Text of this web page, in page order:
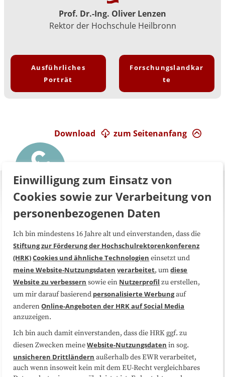
Prof. Dr.-Ing. Oliver Lenzen
Rektor der Hochschule Heilbronn
Ausführliches
Porträt
Forschungslandkar
te
zum Seitenanfang
Download
Über uns FAQ
Medienarbeit Kooperationen
Datenschutzerklärung Impressum
Sitemap
Folgen Sie uns
Einwilligung zum Einsatz von
Cookies sowie zur Verarbeitung von
personenbezogenen Daten
Ich bin mindestens 16 Jahre alt und einverstanden, dass die
Stiftung zur Förderung der Hochschulrektorenkonferenz
(HRK)Cookies und ähnliche Technologien einsetzt und
meine Website-Nutzungsdaten verarbeitet, umdiese
Website zu verbessern sowie ein Nutzerprofil zu erstellen,
um mir darauf basierend personalisierte Werbungauf
anderenOnline-Angeboten der HRK auf Social Media
anzuzeigen.
Ich bin auch damit einverstanden, dass die HRK ggf. zu
diesen Zwecken meineWebsite-Nutzungsdaten in sog.
unsicheren Drittländern außerhalb des EWR verarbeitet,
auch wenn insoweit kein mit dem EU-Recht vergleichbares